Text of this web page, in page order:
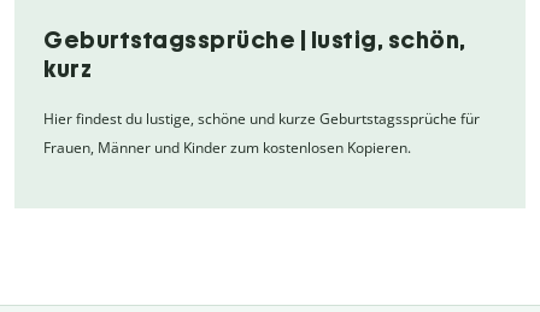
Geburtstagssprüche | lustig, schön,
kurz
Hier findest du lustige, schöne und kurze Geburtstagssprüche für
Frauen, Männer und Kinder zum kostenlosen Kopieren.